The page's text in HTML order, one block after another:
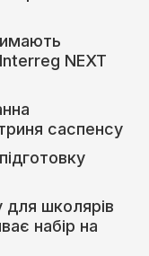
NEXT
саспенсу
для школярів
набір на